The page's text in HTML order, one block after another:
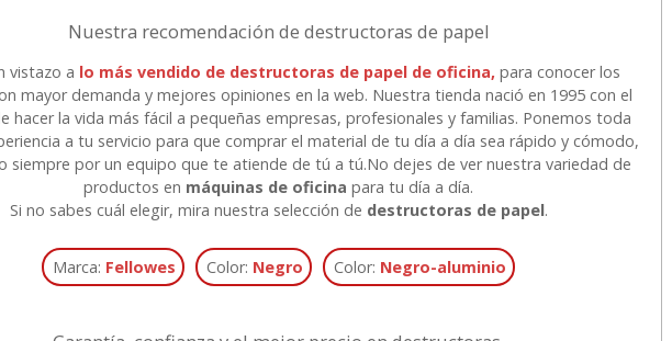
Nuestra recomendación de destructoras de papel
vistazo a lo más vendido de destructoras de papel de oficina, para conocer los
mayor demanda y mejores opiniones en la web. Nuestra tienda nació en 1995 con el
hacer la vida más fácil a pequeñas empresas, profesionales y familias. Ponemos toda
a tu servicio para que comprar el material de tu día a día sea rápido y cómodo,
siempre por un equipo que te atiende de tú a tú.No dejes de ver nuestra variedad de
productos en máquinas de oficina para tu día a día.
Si no sabes cuál elegir, mira nuestra selección de destructoras de papel.
Marca: Fellowes Color: Negro Color: Negro-aluminio